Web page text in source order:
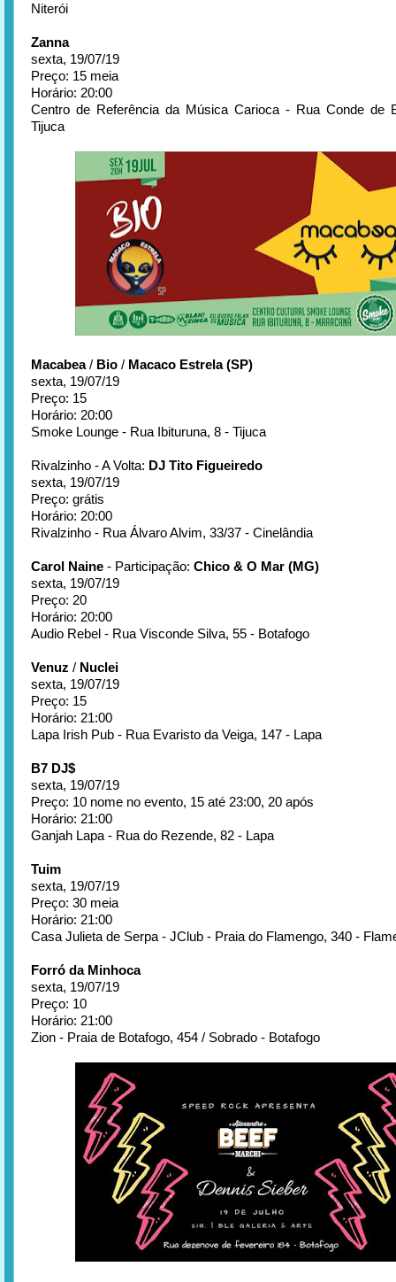
Niterói
Zanna
sexta, 19/07/19
Preço: 15 meia
Horário: 20:00
Centro de Referência da Música Carioca - Rua Conde de
Tijuca
Macabea/ Bio / Macaco Estrela (SP)
sexta, 19/07/19
Preço: 15
Horário: 20:00
Smoke Lounge - Rua Ibituruna, 8 - Tijuca
Rivalzinho - A Volta: DJ Tito Figueiredo
sexta, 19/07/19
Preço: grátis
Horário: 20:00
Rivalzinho - Rua Álvaro Alvim, 33/37 - Cinelândia
Carol Naine - Participação: Chico & O Mar (MG)
sexta, 19/07/19
Preço: 20
Horário: 20:00
Audio Rebel - Rua Visconde Silva, 55 - Botafogo
Venuz / Nuclei
sexta, 19/07/19
Preço: 15
Horário: 21:00
Lapa Irish Pub - Rua Evaristo da Veiga, 147 - Lapa
B7 DJ$
sexta, 19/07/19
Preço: 10 nome no evento, 15 até 23:00, 20 após
Horário: 21:00
Ganjah Lapa - Rua do Rezende, 82 - Lapa
Tuim
sexta, 19/07/19
Preço: 30 meia
Horário: 21:00
Casa Julieta de Serpa - JClub - Praia do Flamengo, 340 -
Forró da Minhoca
sexta, 19/07/19
Preço: 10
Horário: 21:00
Zion - Praia de Botafogo, 454 / Sobrado - Botafogo